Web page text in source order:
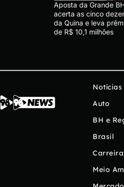
Aposta da Grande
acerta as cinco
da Quina e leva
de R$ 10,1 milhões
Notícias
Auto
BH e
Brasil
Carreira
Meio